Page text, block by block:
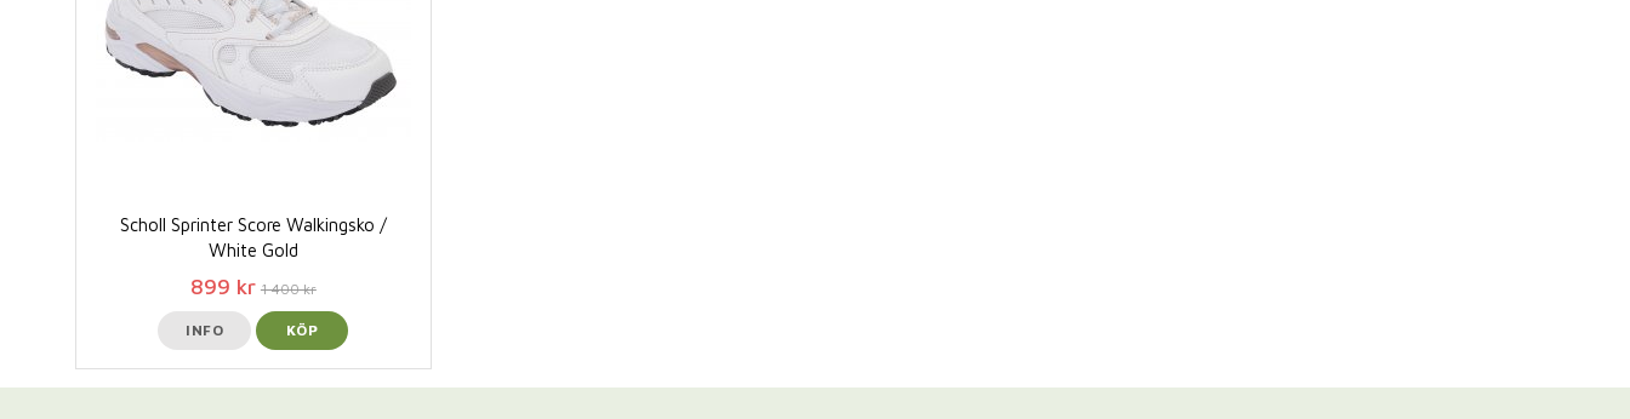
Scholl Sprinter Score Walkingsko /
White Gold
899 kr 1 400 kr
INFO KÖP